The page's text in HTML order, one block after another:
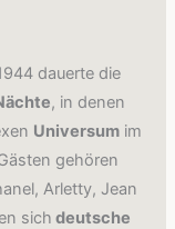
dauerte die
, in denen
Universum im
gehören
Arletty, Jean
sich deutsche